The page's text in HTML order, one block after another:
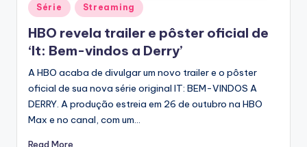
Posted
in
Série Streaming
HBO revela trailer e pôster oficial de
‘It: Bem-vindos a Derry’
A HBO acaba de divulgar um novo trailer e o pôster
oficial de sua nova série original IT: BEM-VINDOS A
DERRY. A produção estreia em 26 de outubro na HBO
Max e no canal, com um…
Read More